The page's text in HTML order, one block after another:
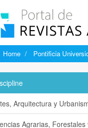
Home Pontificia
Arquitectura y
Agrarias, Forestales